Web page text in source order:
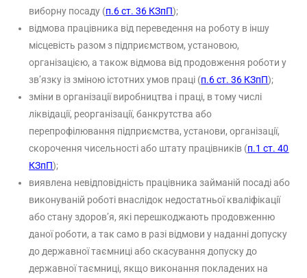
виборну посаду (п.6 ст. 36 КЗпП);
відмова працівника від переведення на роботу в іншу
місцевість разом з підприємством, установою,
організацією, а також відмова від продовження роботи у
зв’язку із зміною істотних умов праці (п.6 ст. 36 КЗпП);
зміни в організації виробництва і праці, в тому числі
ліквідації, реорганізації, банкрутства або
перепрофілювання підприємства, установи, організації,
скорочення чисельності або штату працівників (п.1 ст. 40
КЗпП);
виявлена невідповідність працівника займаній посаді або
виконуваній роботі внаслідок недостатньої кваліфікації
або стану здоров’я, які перешкоджають продовженню
даної роботи, а так само в разі відмови у наданні допуску
до державної таємниці або скасування допуску до
державної таємниці, якщо виконання покладених на